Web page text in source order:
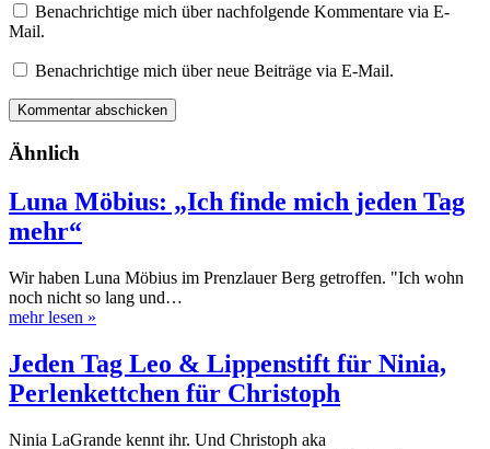
Benachrichtige mich über nachfolgende Kommentare via E-
Mail.
Benachrichtige mich über neue Beiträge via E-Mail.
Ähnlich
Luna Möbius: „Ich finde mich jeden Tag
mehr“
Wir haben Luna Möbius im Prenzlauer Berg getroffen. "Ich wohn
noch nicht so lang und…
mehr lesen »
Jeden Tag Leo & Lippenstift für Ninia,
Perlenkettchen für Christoph
Ninia LaGrande kennt ihr. Und Christoph aka